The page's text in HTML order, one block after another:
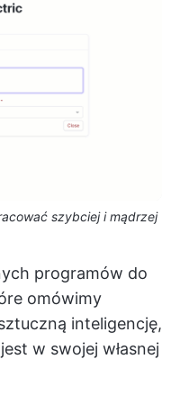
szybciej i mądrzej
programów do
omówimy
inteligencję,
w swojej własnej